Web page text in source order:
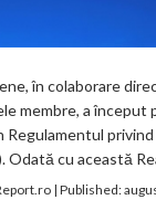
în colaborare
membre, a început
Regulamentul
Odată cu această
| Published: